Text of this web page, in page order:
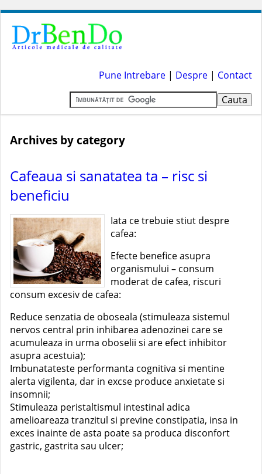
Pune Intrebare | Despre | Contact
Archives by category
Cafeaua si sanatatea ta – risc si
beneficiu
Iata ce trebuie stiut despre
cafea:
Efecte benefice asupra
organismului – consum
moderat de cafea, riscuri
consum excesiv de cafea:
Reduce senzatia de oboseala (stimuleaza sistemul
nervos central prin inhibarea adenozinei care se
acumuleaza in urma oboselii si are efect inhibitor
asupra acestuia);
Imbunatateste performanta cognitiva si mentine
alerta vigilenta, dar in excse produce anxietate si
insomnii;
Stimuleaza peristaltismul intestinal adica
amelioareaza tranzitul si previne constipatia, insa in
exces inainte de asta poate sa produca disconfort
gastric, gastrita sau ulcer;